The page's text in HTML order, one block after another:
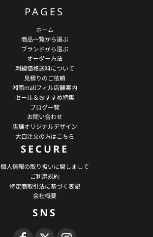
PAGES
ホーム
商品一覧から選ぶ
ブランドから選ぶ
オーダー方法
刺繍価格送料について
見積りのご依頼
湘南mallフィル店舗案内
セール＆おすすめ特集
ブログ一覧
お問い合わせ
店舗オリジナルデザイン
大口注文の方はこちら
SECURE
個人情報の取り扱いに関しまして
ご利用規約
特定商取引法に基づく表記
会社概要
SNS